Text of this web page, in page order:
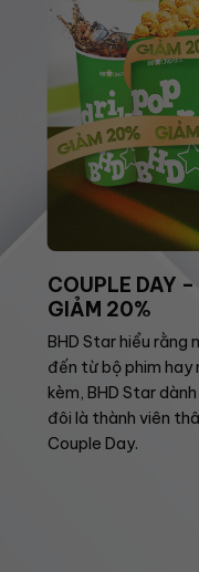
COUPLE DAY
GIẢM 20%
BHD Star hiểu rằng
đến từ bộ phim hay
kèm, BHD Star
đôi là thành viên
Couple Day.